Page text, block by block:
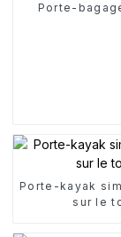
Porte-
Porte-kayak
sur le